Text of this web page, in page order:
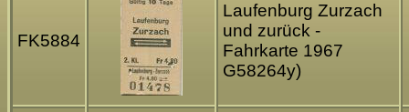
FK5884
Laufenburg Zurzach
und zurück -
Fahrkarte 1967
G58264y)